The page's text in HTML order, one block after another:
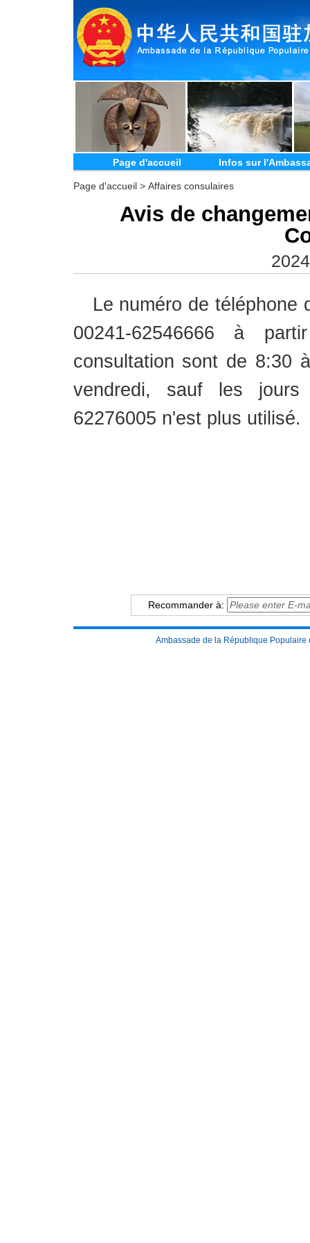
Page d'accueil Infos sur
Page d'accueil> Affaires consulaires
Avis de
Le numéro de téléphone
00241-62546666 à
consultation sont de 8:30
vendredi, sauf les jours
62276005 n'est plus utilisé.
Recommander à:
Ambassade de la République